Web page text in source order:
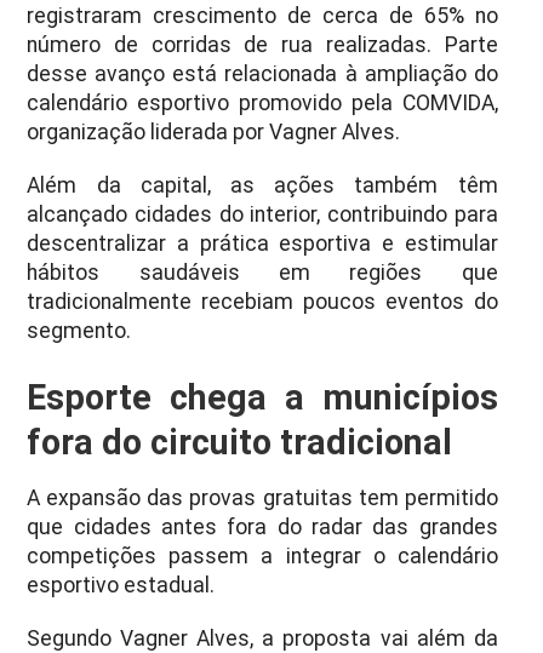
registraram crescimento de cerca de 65% no
número de corridas de rua realizadas. Parte
desse avanço está relacionada à ampliação do
calendário esportivo promovido pela COMVIDA,
organização liderada por Vagner Alves.
Além da capital, as ações também têm
alcançado cidades do interior, contribuindo para
descentralizar a prática esportiva e estimular
hábitos saudáveis em regiões que
tradicionalmente recebiam poucos eventos do
segmento.
Esporte chega a municípios
fora do circuito tradicional
A expansão das provas gratuitas tem permitido
que cidades antes fora do radar das grandes
competições passem a integrar o calendário
esportivo estadual.
Segundo Vagner Alves, a proposta vai além da